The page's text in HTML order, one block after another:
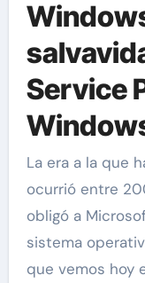
Service
La era a la que
ocurrió entre
obligó a
sistema
que vemos hoy